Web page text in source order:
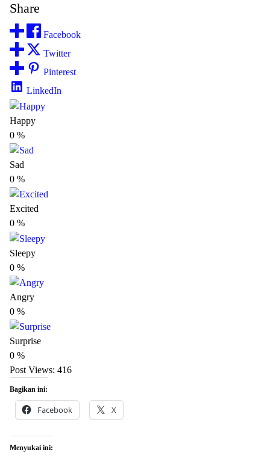
Share
Facebook
Twitter
Pinterest
LinkedIn
Happy
0 %
Sad
0 %
Excited
0 %
Sleepy
0 %
Angry
0 %
Surprise
0 %
Post Views: 416
Bagikan ini:
Facebook X
Menyukai ini: